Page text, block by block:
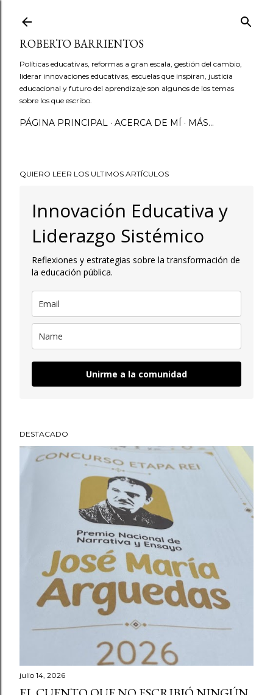
ROBERTO BARRIENTOS
Políticas educativas, reformas a gran escala, gestión del cambio,
liderar innovaciones educativas, escuelas que inspiran, justicia
educacional y futuro del aprendizaje son algunos de los temas
sobre los que escribo.
PÁGINA PRINCIPAL ACERCA DE MÍ MÁS…
QUIERO LEER LOS ULTIMOS ARTÍCULOS
Innovación Educativa y
Liderazgo Sistémico
Reflexiones y estrategias sobre la transformación de
la educación pública.
Unirme a la comunidad
DESTACADO
julio 14, 2026